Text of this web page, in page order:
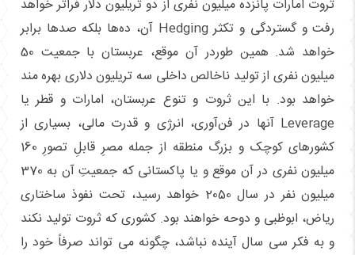
ثروت امارات پانزده میلیون نفری از دو تریلیون دلار فراتر خواهد
رفت و گستردگی و تکثر Hedging آن، ده‌ها بلکه صدها برابر
خواهد شد. همین طوردر آن موقع، عربستان با جمعیت 50
میلیون نفری از تولید ناخالص داخلی سه تریلیون دلاری بهره مند
خواهد بود. با این ثروت و تنوع عربستان، امارات و قطر یا
Leverage آنها در فن‌آوری، انرژی و قدرت مالی، بسیاری از
کشورهای کوچک و بزرگ منطقه از جمله مصرِ قابلِ تصورِ 160
میلیون نفری در آن موقع و یا پاکستانی که جمعیتِ آن به 370
میلیون نفر در سال 2050 خواهد رسید، تحت نفوذ ساختاری
ریاض، ابوظبی و دوحه خواهند بود. کشوری که ثروت تولید نکند
و به فکر سی سال آینده نباشد، چگونه می تواند صرفاً خود را